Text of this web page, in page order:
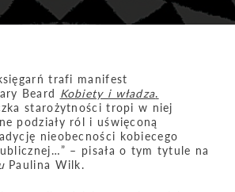
trafi manifest
Beard Kobiety i władza.
starożytności tropi w niej
podziały ról i uświęconą
nieobecności kobiecego
– pisała o tym tytule na
Paulina Wilk.